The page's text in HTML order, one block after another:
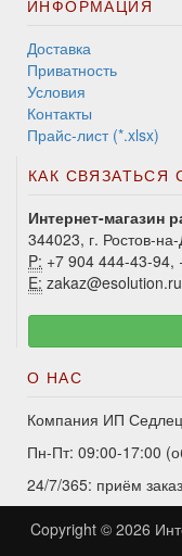
ИНФОРМАЦИЯ
Доставка
Приватность
Условия
Контакты
Прайс-лист (*.xlsx)
КАК СВЯЗАТЬСЯ
Интернет-магазин
344023, г. Ростов-
P: +7 904 444-43-94,
E: zakaz@esolution.ru
О НАС
Компания ИП
Пн-Пт: 09:00-17:00
24/7/365: приём
Copyright © 2026